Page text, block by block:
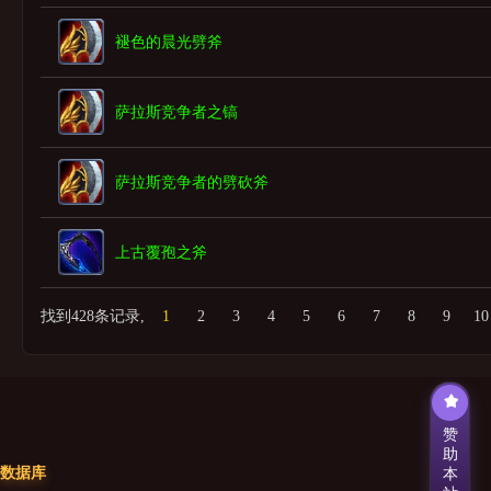
褪色的晨光劈斧
萨拉斯竞争者之镐
萨拉斯竞争者的劈砍斧
上古覆孢之斧
找到428条记录, 1 2 3 4 5 6 7 8 9 10
数据库
赞
助
本